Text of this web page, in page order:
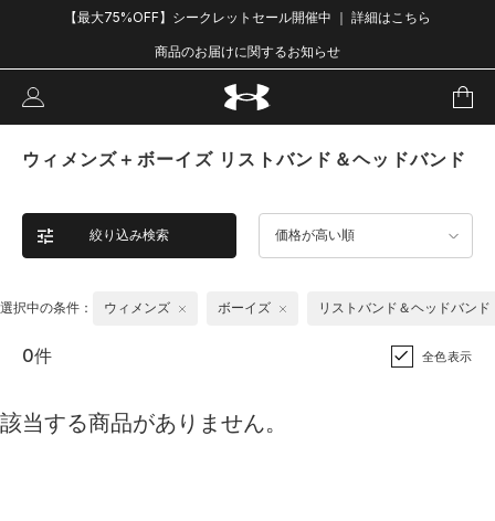
【最大75%OFF】シークレットセール開催中 ｜ 詳細はこちら
商品のお届けに関するお知らせ
ウィメンズ＋ボーイズ リストバンド＆ヘッドバンド
絞り込み検索 価格が高い順
選択中の条件： ウィメンズ ボーイズ リストバンド＆ヘッドバンド
0件 全色表示
該当する商品がありません。